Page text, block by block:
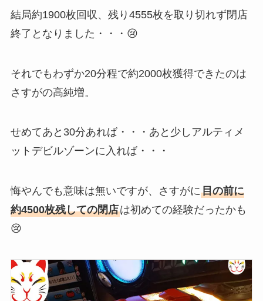
結局約1900枚回収、残り4555枚を取り切れず閉店
終了となりました・・・😢
それでもわずか20分程で約2000枚獲得できたのは
さすがの高純増。
せめてあと30分あれば・・・あと少しアルティメ
ットデビルゾーンに入れば・・・
悔やんでも意味は無いですが、さすがに目の前に
約4500枚残しての閉店は初めての経験だったかも
😢